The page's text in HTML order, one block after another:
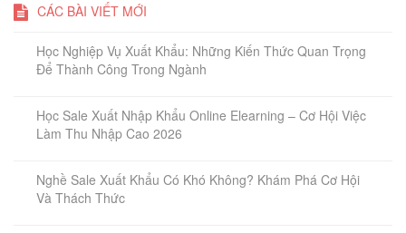
CÁC BÀI VIẾT MỚI
Học Nghiệp Vụ Xuất Khẩu: Những Kiến Thức Quan Trọng
Để Thành Công Trong Ngành
Học Sale Xuất Nhập Khẩu Online Elearning – Cơ Hội Việc
Làm Thu Nhập Cao 2026
Nghề Sale Xuất Khẩu Có Khó Không? Khám Phá Cơ Hội
Và Thách Thức